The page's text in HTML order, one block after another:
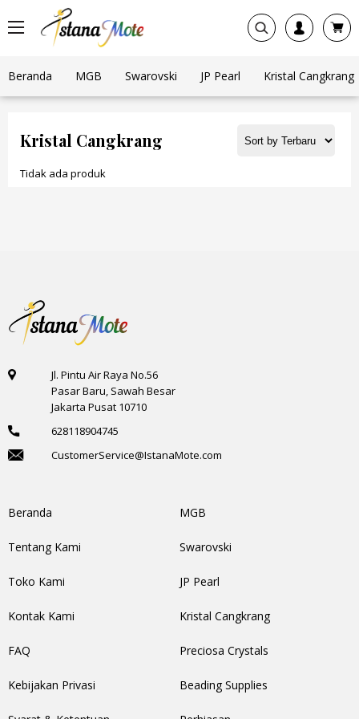
Beranda MGB Swarovski JP Pearl Kristal Cangkrang
Kristal Cangkrang
Tidak ada produk
Jl. Pintu Air Raya No.56
Pasar Baru, Sawah Besar
Jakarta Pusat 10710
628118904745
CustomerService@IstanaMote.com
Beranda
Tentang Kami
Toko Kami
Kontak Kami
FAQ
Kebijakan Privasi
MGB
Swarovski
JP Pearl
Kristal Cangkrang
Preciosa Crystals
Beading Supplies